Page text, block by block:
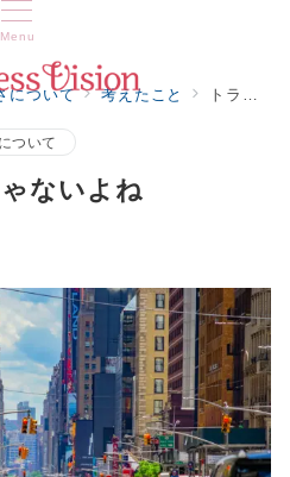
Menu
について 考えたこと トランスは性別じゃないよね
ついて
ないよね